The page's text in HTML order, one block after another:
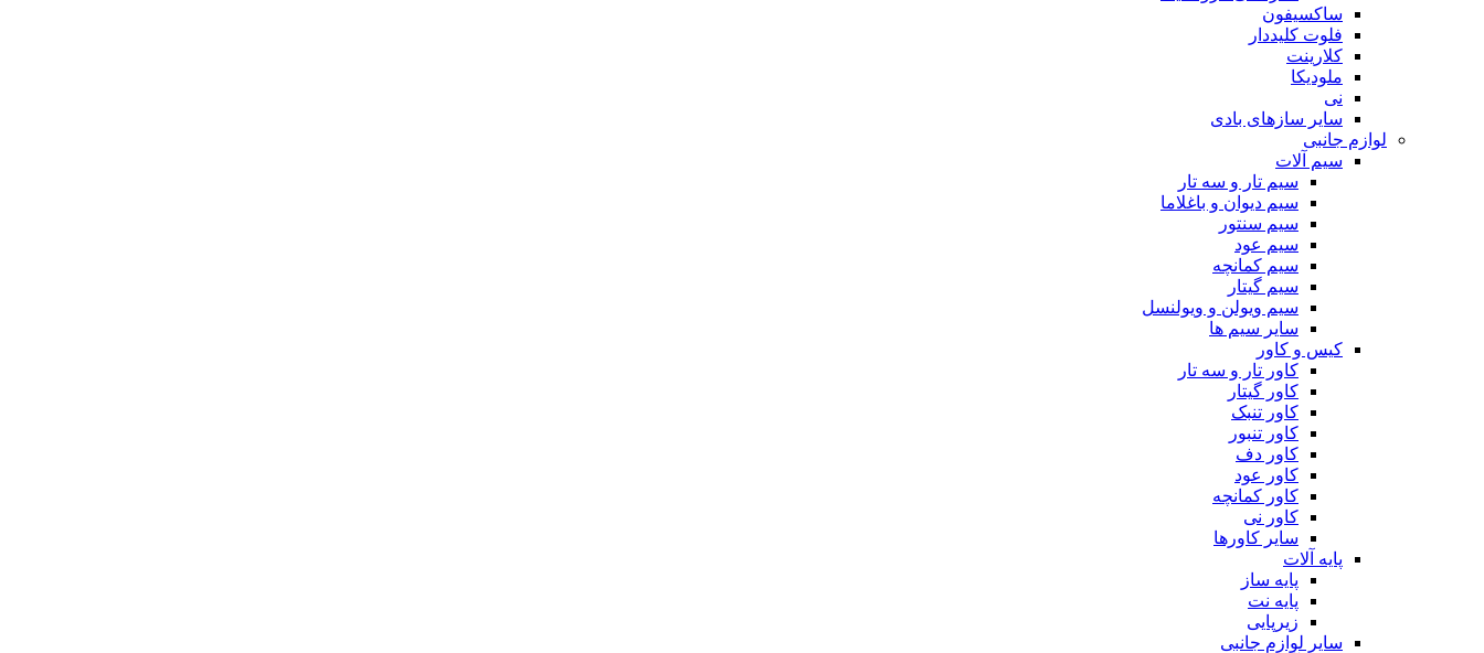
ساکسیفون
فلوت کلیددار
کلارینت
ملودیکا
نی
سایر سازهای بادی
لوازم جانبی
سیم آلات
سیم تار و سه تار
سیم دیوان و باغلاما
سیم سنتور
سیم عود
سیم کمانچه
سیم گیتار
سیم ویولن و ویولنسل
سایر سیم ها
کیس و کاور
کاور تار و سه تار
کاور گیتار
کاور تنبک
کاور تنبور
کاور دف
کاور عود
کاور کمانچه
کاور نی
سایر کاورها
پایه آلات
پایه ساز
پایه نت
زیرپایی
سایر لوازم جانبی